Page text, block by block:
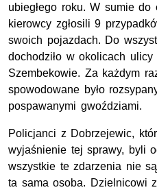
ubiegłego roku. W sumie
kierowcy zgłosili 9
swoich pojazdach. Do
dochodziło w okolicach
Szembekowie. Za każdym
spowodowane było
pospawanymi gwoździami.
Policjanci z Dobrzejewic,
wyjaśnienie tej sprawy, byli
wszystkie te zdarzenia nie
ta sama osoba. Dzielnicowi